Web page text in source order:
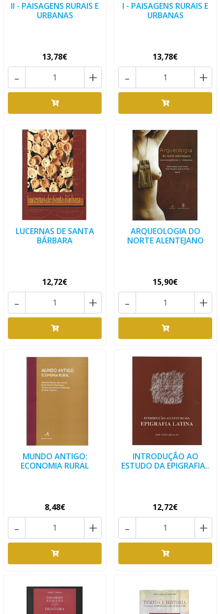
II - PAISAGENS RURAIS E
URBANAS
13,78€
+
-
I - PAISAGENS RURAIS E
URBANAS
13,78€
+
-
LUCERNAS DE SANTA
BÁRBARA
12,72€
+
-
ARQUEOLOGIA DO
NORTE ALENTEJANO
15,90€
+
-
MUNDO ANTIGO:
ECONOMIA RURAL
8,48€
+
-
INTRODUÇÃO AO
ESTUDO DA EPIGRAFIA..
12,72€
+
-